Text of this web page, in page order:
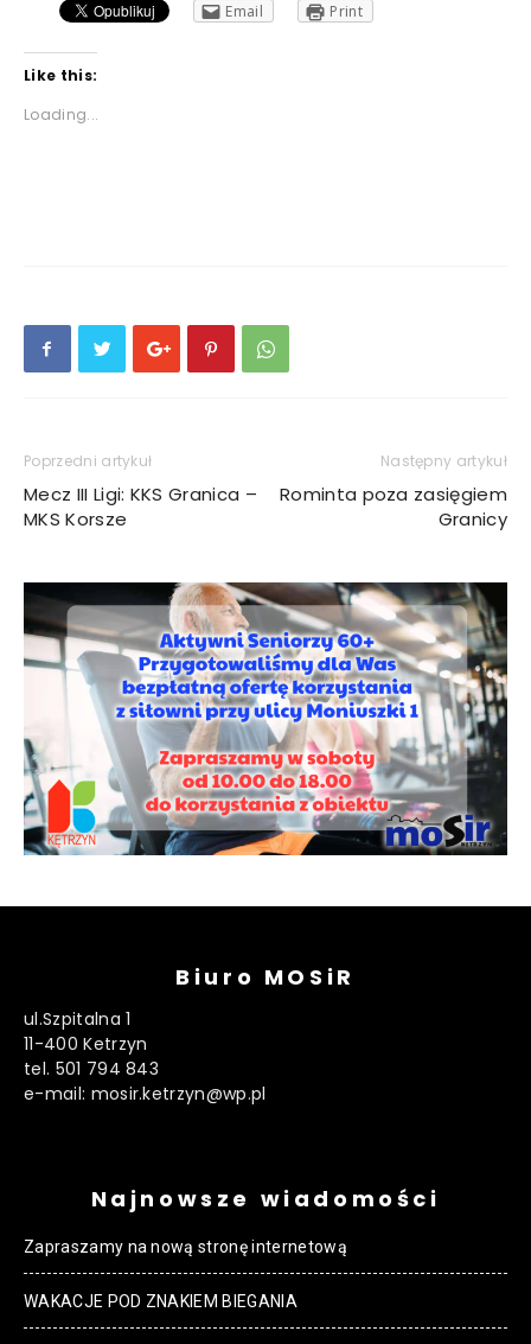
Email
Print
Like this:
Loading...
Poprzedni artykuł
Mecz III Ligi: KKS Granica –
MKS Korsze
Następny artykuł
Rominta poza zasięgiem
Granicy
Biuro MOSiR
ul.Szpitalna 1
11-400 Ketrzyn
tel. 501 794 843
e-mail: mosir.ketrzyn@wp.pl
Najnowsze wiadomości
Zapraszamy na nową stronę internetową
WAKACJE POD ZNAKIEM BIEGANIA